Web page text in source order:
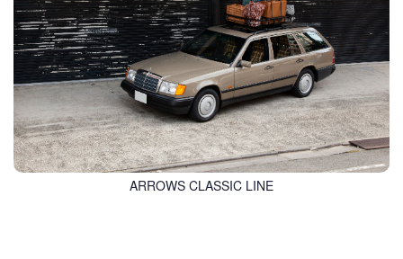
ARROWS CLASSIC LINE